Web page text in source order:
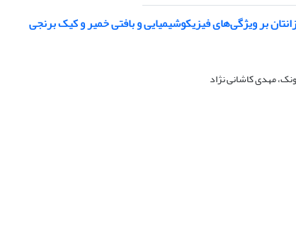
بر ویژگی‌های فیزیکوشیمیایی و بافتی خمیر و کیک برنجی
مهدی کاشانی نژاد